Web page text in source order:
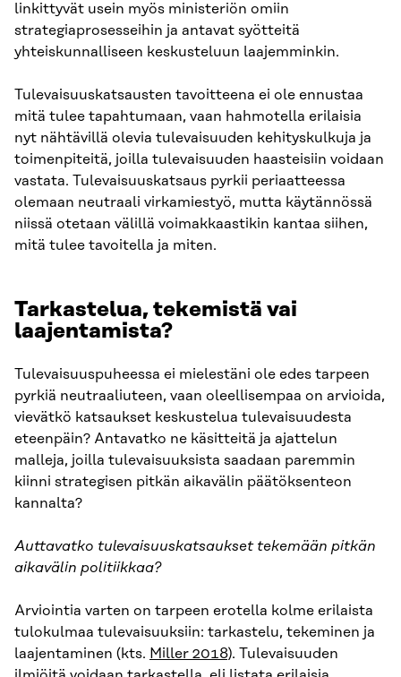
linkittyvät usein myös ministeriön omiin
strategiaprosesseihin ja antavat syötteitä
yhteiskunnalliseen keskusteluun laajemminkin.
Tulevaisuuskatsausten tavoitteena ei ole ennustaa
mitä tulee tapahtumaan, vaan hahmotella erilaisia
nyt nähtävillä olevia tulevaisuuden kehityskulkuja ja
toimenpiteitä, joilla tulevaisuuden haasteisiin voidaan
vastata. Tulevaisuuskatsaus pyrkii periaatteessa
olemaan neutraali virkamiestyö, mutta käytännössä
niissä otetaan välillä voimakkaastikin kantaa siihen,
mitä tulee tavoitella ja miten.
Tarkastelua, tekemistä vai
laajentamista?
Tulevaisuuspuheessa ei mielestäni ole edes tarpeen
pyrkiä neutraaliuteen, vaan oleellisempaa on arvioida,
vievätkö katsaukset keskustelua tulevaisuudesta
eteenpäin? Antavatko ne käsitteitä ja ajattelun
malleja, joilla tulevaisuuksista saadaan paremmin
kiinni strategisen pitkän aikavälin päätöksenteon
kannalta?
Auttavatko tulevaisuuskatsaukset tekemään pitkän
aikavälin politiikkaa?
Arviointia varten on tarpeen erotella kolme erilaista
tulokulmaa tulevaisuuksiin: tarkastelu, tekeminen ja
laajentaminen (kts. Miller 2018). Tulevaisuuden